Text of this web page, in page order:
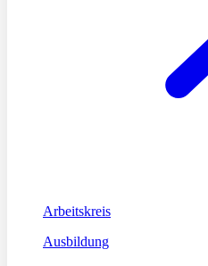
Arbeitskreis
Ausbildung